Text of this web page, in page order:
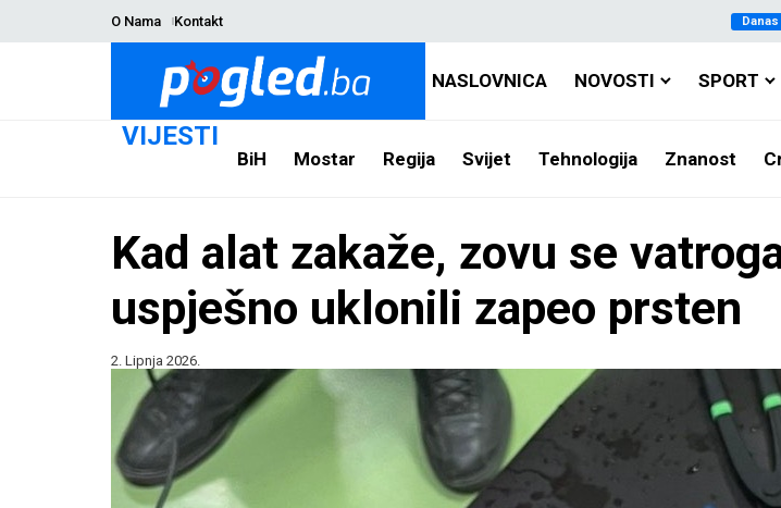
O Nama Kontakt Danas
NASLOVNICA NOVOSTI SPORT
VIJESTI
BiH Mostar Regija Svijet Tehnologija Znanost
Kad alat zakaže, zovu se
uspješno uklonili zapeo prsten
2. Lipnja 2026.